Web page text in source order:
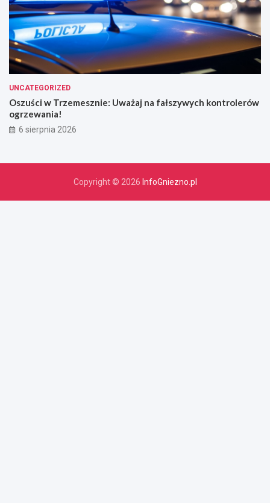
UNCATEGORIZED
Oszuści w Trzemesznie: Uważaj na fałszywych kontrolerów
ogrzewania!
6 sierpnia 2026
Copyright © 2026 InfoGniezno.pl